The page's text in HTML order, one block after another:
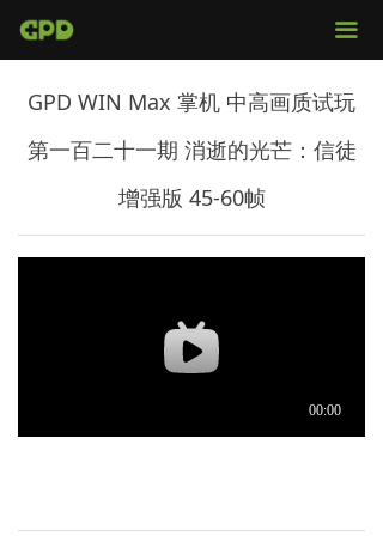
끀
官网首页
视频评测
固件下载
GPD WIN Max 掌机 中高画质试玩
第一百二十一期 消逝的光芒：信徒
增强版 45-60帧